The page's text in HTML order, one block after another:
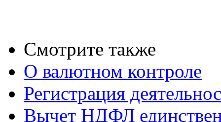
Смотрите также
О валютном контроле
Регистрация
Вычет НДФЛ